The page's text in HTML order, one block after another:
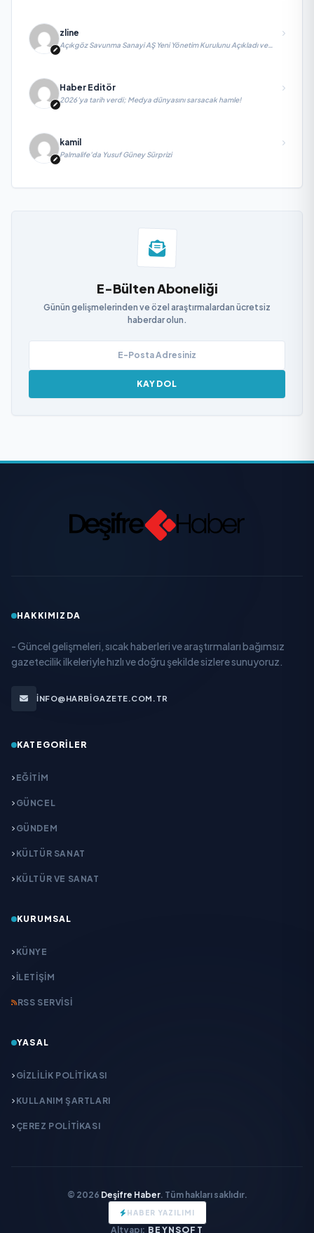
zline
Açıkgöz Savunma Sanayi AŞ Yeni Yönetim Kurulunu Açıkladı ve
Haber Editör
2026’ya tarih verdi; Medya dünyasını sarsacak hamle!
kamil
Palmalife’da Yusuf Güney Sürprizi
E-Bülten Aboneliği
Günün gelişmelerinden ve özel araştırmalardan ücretsiz
haberdar olun.
KAYDOL
HAKKIMIZDA
- Güncel gelişmeleri, sıcak haberleri ve araştırmaları bağımsız
gazetecilik ilkeleriyle hızlı ve doğru şekilde sizlere sunuyoruz.
INFO@HARBIGAZETE.COM.TR
KATEGORILER
EĞITIM
GÜNCEL
GÜNDEM
KÜLTÜR SANAT
KÜLTÜR VE SANAT
KURUMSAL
KÜNYE
İLETIŞIM
RSS SERVISI
YASAL
GIZLILIK POLITIKASI
KULLANIM ŞARTLARI
ÇEREZ POLITIKASI
© 2026 Deşifre Haber. Tüm hakları saklıdır.
HABER YAZILIMI
Altyapı: BEYNSOFT